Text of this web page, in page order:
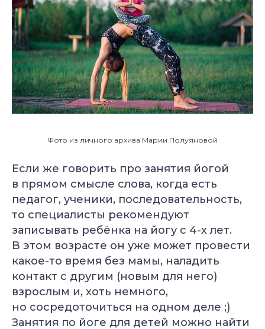
Фото из личного архива Марии Полуяновой
Если же говорить про занятия йогой
в прямом смысле слова, когда есть
педагог, ученики, последовательность,
то специалисты рекомендуют
записывать ребёнка на йогу с 4-х лет.
В этом возрасте он уже может провести
какое-то время без мамы, наладить
контакт с другим (новым для него)
взрослым и, хоть немного,
но сосредоточиться на одном деле ;)
Занятия по йоге для детей можно найти